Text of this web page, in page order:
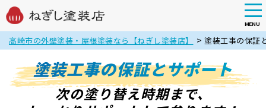
Skip
to
content
MENU
高崎市の外壁塗装・屋根塗装なら【ねぎし塗装店】 > 塗装工事の保証
塗装工事の保証とサポート
次の塗り替え時期まで、